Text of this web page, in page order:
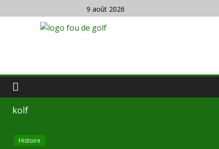
9 août 2026
kolf
Histoire